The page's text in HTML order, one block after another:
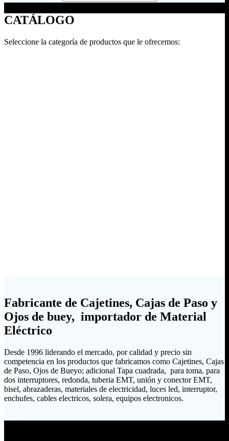
CATÁLOGO
Seleccione la categoría de productos que le ofrecemos:
Fabricante de Cajetines, Cajas de Paso y
Ojos de buey, importador de Material
Eléctrico
Desde 1996 liderando el mercado, por calidad y precio sin
competencia en los productos que fabricamos como Cajetines, Cajas
de Paso, Ojos de Bueyo; adicional Tapa cuadrada, para toma, para
dos interruptores, redonda, tuberia EMT, unión y conector EMT,
bisel, abrazaderas, materiales de electricidad, luces led, interruptor,
enchufes, cables electricos, solera, equipos electronicos.